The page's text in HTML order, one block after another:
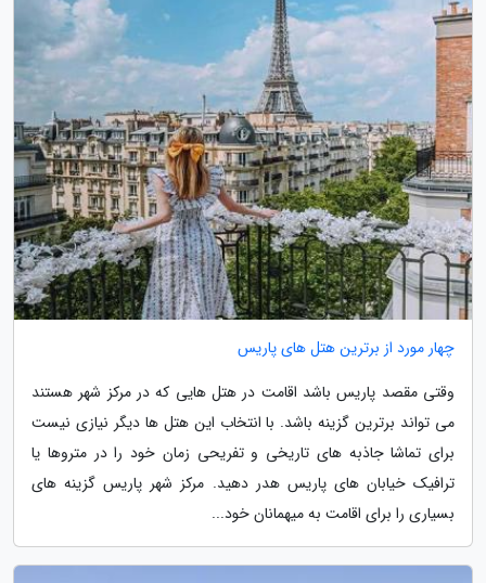
چهار مورد از برترین هتل های پاریس
وقتی مقصد پاریس باشد اقامت در هتل هایی که در مرکز شهر هستند
می تواند برترین گزینه باشد. با انتخاب این هتل ها دیگر نیازی نیست
برای تماشا جاذبه های تاریخی و تفریحی زمان خود را در متروها یا
ترافیک خیابان های پاریس هدر دهید. مرکز شهر پاریس گزینه های
بسیاری را برای اقامت به میهمانان خود...